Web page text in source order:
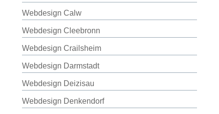
Webdesign Calw
Webdesign Cleebronn
Webdesign Crailsheim
Webdesign Darmstadt
Webdesign Deizisau
Webdesign Denkendorf